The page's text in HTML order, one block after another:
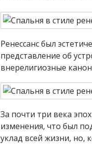
Ренессанс был
представление об
внерелигиозные
За почти три века
изменения, что был
уклад всей жизни, но,